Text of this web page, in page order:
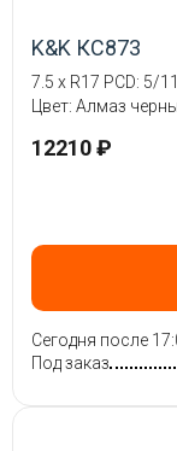
K&K КС873
7.5 x R17 PCD: 5/
Цвет: Алмаз
12210 ₽
Сегодня после
Под заказ